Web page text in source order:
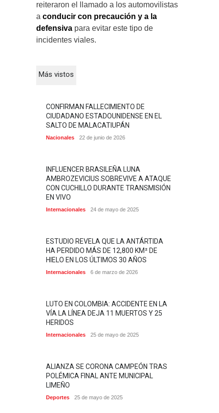
reiteraron el llamado a los automovilistas
a conducir con precaución y a la
defensiva para evitar este tipo de
incidentes viales.
Más vistos
CONFIRMAN FALLECIMIENTO DE
CIUDADANO ESTADOUNIDENSE EN EL
SALTO DE MALACATIUPÁN
Nacionales 22 de junio de 2026
INFLUENCER BRASILEÑA LUNA
AMBROZEVICIUS SOBREVIVE A ATAQUE
CON CUCHILLO DURANTE TRANSMISIÓN
EN VIVO
Internacionales 24 de mayo de 2025
ESTUDIO REVELA QUE LA ANTÁRTIDA
HA PERDIDO MÁS DE 12,800 KM² DE
HIELO EN LOS ÚLTIMOS 30 AÑOS
Internacionales 6 de marzo de 2026
LUTO EN COLOMBIA: ACCIDENTE EN LA
VÍA LA LÍNEA DEJA 11 MUERTOS Y 25
HERIDOS
Internacionales 25 de mayo de 2025
ALIANZA SE CORONA CAMPEÓN TRAS
POLÉMICA FINAL ANTE MUNICIPAL
LIMEÑO
Deportes 25 de mayo de 2025